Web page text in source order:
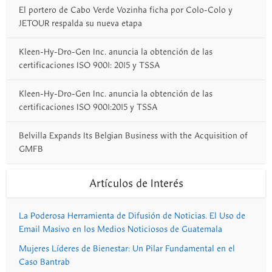
El portero de Cabo Verde Vozinha ficha por Colo-Colo y
JETOUR respalda su nueva etapa
Kleen-Hy-Dro-Gen Inc. anuncia la obtención de las
certificaciones ISO 9001: 2015 y TSSA
Kleen-Hy-Dro-Gen Inc. anuncia la obtención de las
certificaciones ISO 9001:2015 y TSSA
Belvilla Expands Its Belgian Business with the Acquisition of
GMFB
Artículos de Interés
La Poderosa Herramienta de Difusión de Noticias. El Uso de
Email Masivo en los Medios Noticiosos de Guatemala
Mujeres Líderes de Bienestar: Un Pilar Fundamental en el
Caso Bantrab